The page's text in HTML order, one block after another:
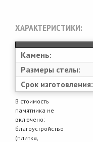
ХАРАКТЕРИСТИКИ:
Камень:
Размеры стелы:
Срок изготовления:
В стоимость
памятника не
включено:
благоустройство
(плитка,